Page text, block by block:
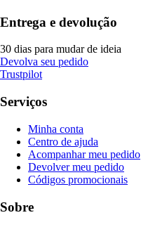
Entrega e devolução
30 dias para mudar de ideia
Devolva seu pedido
Trustpilot
Serviços
Minha conta
Centro de ajuda
Acompanhar meu pedido
Devolver meu pedido
Códigos promocionais
Sobre